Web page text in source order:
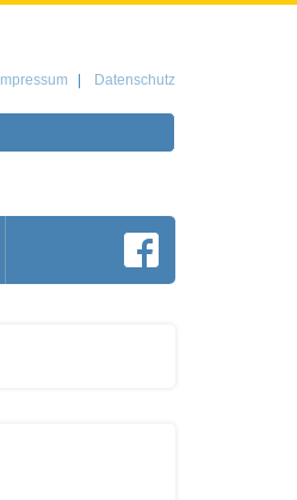
Impressum Datenschutz